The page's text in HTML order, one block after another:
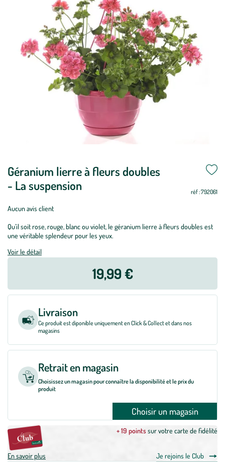
Géranium lierre à fleurs doubles
- La suspension
réf : 792061
Aucun avis client
Qu’il soit rose, rouge, blanc ou violet, le géranium lierre à fleurs doubles est
une véritable splendeur pour les yeux.
Voir le détail
19,99 €
Livraison
Ce produit est diponible uniquement en Click & Collect et dans nos
magasins
Retrait en magasin
Choisissez un magasin pour connaître la disponibilité et le prix du
produit
Choisir un magasin
+ 19 pointssur votre carte de fidélité
En savoir plus Je rejoins le Club